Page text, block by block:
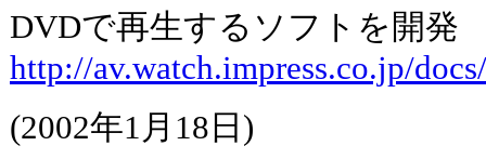
DVDで再生するソフトを開発
http://av.watch.impress.co.jp/
(2002年1月18日)